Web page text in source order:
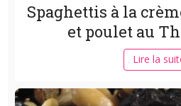
Spaghettis à la
et poulet au
Lire la